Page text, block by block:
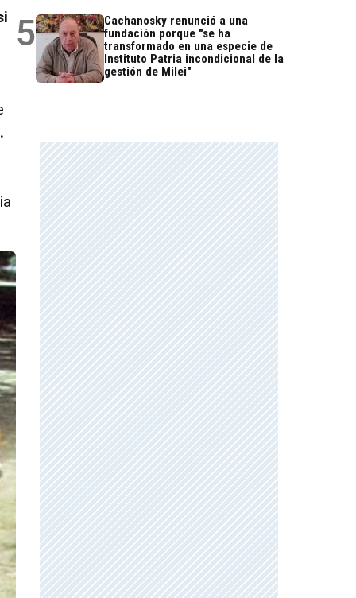
5
Cachanosky renunció a una
fundación porque "se ha
transformado en una especie de
Instituto Patria incondicional de la
gestión de Milei"